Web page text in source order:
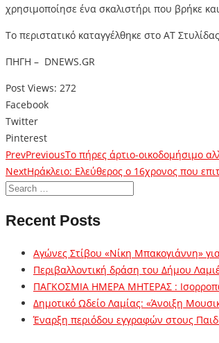
χρησιμοποίησε ένα σκαλιστήρι που βρήκε
Το περιστατικό καταγγέλθηκε στο ΑΤ
ΠΗΓΗ – DNEWS.GR
Post Views: 272
Facebook
Twitter
Pinterest
PrevPreviousΤο πήρες άρτιο-οικοδομήσιμο
NextΗράκλειο: Ελεύθερος ο 16χρονος που
Recent Posts
Αγώνες Στίβου «Νίκη Μπακογιάννη»
Περιβαλλοντική δράση του Δήμου
ΠΑΓΚΟΣΜΙΑ ΗΜΕΡΑ ΜΗΤΕΡΑΣ :
Δημοτικό Ωδείο Λαμίας: «Άνοιξη
Έναρξη περιόδου εγγραφών στους